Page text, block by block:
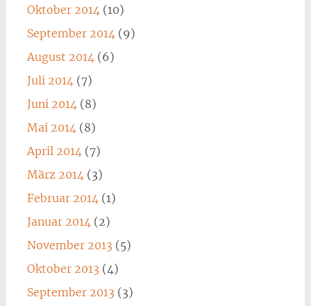
Oktober 2014(10)
September 2014(9)
August 2014(6)
Juli 2014(7)
Juni 2014(8)
Mai 2014(8)
April 2014(7)
März 2014(3)
Februar 2014(1)
Januar 2014(2)
November 2013 (5)
Oktober 2013 (4)
September 2013 (3)